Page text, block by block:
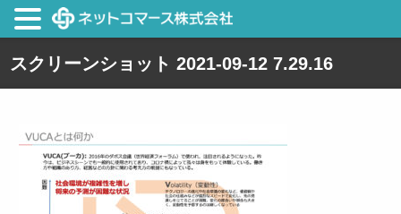
スクリーンショット 2021-09-12 7.29.16